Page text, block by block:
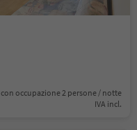
con occupazione 2 persone / notte
IVA incl.